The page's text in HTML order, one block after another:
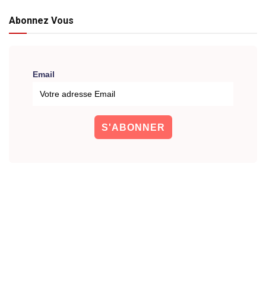
Abonnez Vous
Email